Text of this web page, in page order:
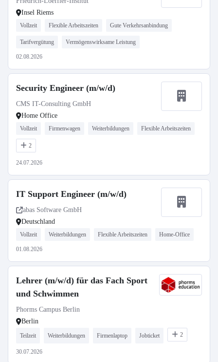
Insel Riems
Vollzeit Flexible Arbeitszeiten Gute Verkehrsanbindung
Tarifvergütung Vermögenswirksame Leistung
02.08.2026
Security Engineer (m/w/d)
CMS IT-Consulting GmbH
Home Office
Vollzeit Firmenwagen Weiterbildungen Flexible Arbeitszeiten
2
24.07.2026
IT Support Engineer (m/w/d)
abas Software GmbH
Deutschland
Vollzeit Weiterbildungen Flexible Arbeitszeiten Home-Office
01.08.2026
Lehrer (m/w/d) für das Fach Sport
und Schwimmen
Phorms Campus Berlin
Berlin
Teilzeit Weiterbildungen Firmenlaptop Jobticket 2
30.07.2026